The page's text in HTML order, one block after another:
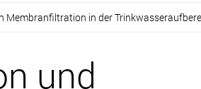
Membranfiltration in der
und